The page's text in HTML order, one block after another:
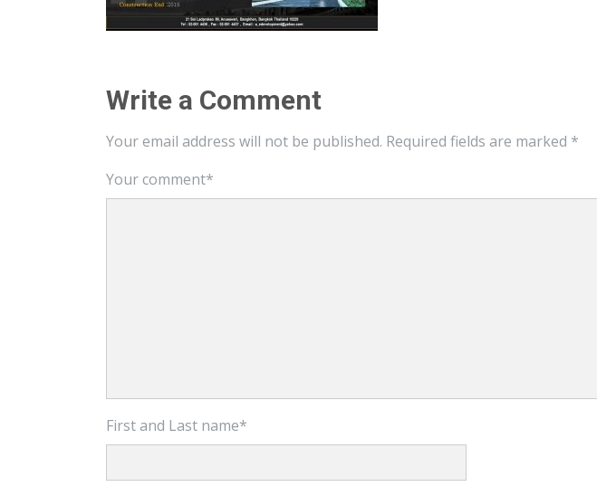
Write a Comment
Your email address will not be published. Required fields are marked *
Your comment*
First and Last name*